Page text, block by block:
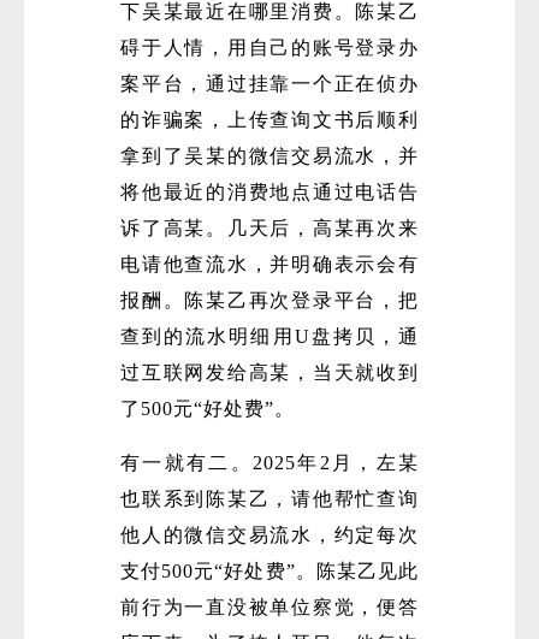
下吴某最近在哪里消费。陈某乙
碍于人情，用自己的账号登录办
案平台，通过挂靠一个正在侦办
的诈骗案，上传查询文书后顺利
拿到了吴某的微信交易流水，并
将他最近的消费地点通过电话告
诉了高某。几天后，高某再次来
电请他查流水，并明确表示会有
报酬。陈某乙再次登录平台，把
查到的流水明细用U盘拷贝，通
过互联网发给高某，当天就收到
了500元“好处费”。
有一就有二。2025年2月，左某
也联系到陈某乙，请他帮忙查询
他人的微信交易流水，约定每次
支付500元“好处费”。陈某乙见此
前行为一直没被单位察觉，便答